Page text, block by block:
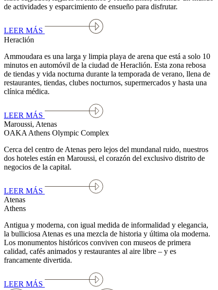
de actividades y esparcimiento de ensueño para disfrutar.
LEER MÁS
Heraclión
Ammoudara es una larga y limpia playa de arena que está a solo 10
minutos en automóvil de la ciudad de Heraclión. Esta zona rebosa
de tiendas y vida nocturna durante la temporada de verano, llena de
restaurantes, tiendas, clubes nocturnos, supermercados y hasta una
clínica médica.
LEER MÁS
Maroussi, Atenas
OAKA Athens Olympic Complex
Cerca del centro de Atenas pero lejos del mundanal ruido, nuestros
dos hoteles están en Maroussi, el corazón del exclusivo distrito de
negocios de la capital.
LEER MÁS
Atenas
Athens
Antigua y moderna, con igual medida de informalidad y elegancia,
la bulliciosa Atenas es una mezcla de historia y última ola moderna.
Los monumentos históricos conviven con museos de primera
calidad, cafés animados y restaurantes al aire libre – y es
francamente divertida.
LEER MÁS